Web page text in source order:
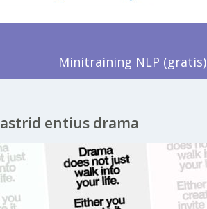
Minitraining NLP (gratis)
astrid entius drama